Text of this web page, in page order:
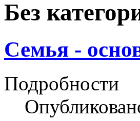
Без
Семья -
Подробности